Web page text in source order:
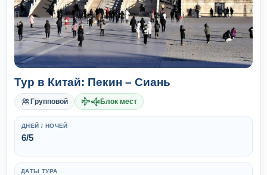
Тур в Китай: Пекин – Сиань
Групповой Блок мест
ДНЕЙ / НОЧЕЙ
6/5
ДАТЫ ТУРА